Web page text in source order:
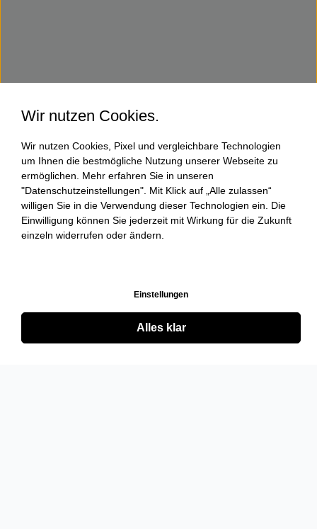
Wir nutzen Cookies.
Wir nutzen Cookies, Pixel und vergleichbare Technologien
um Ihnen die bestmögliche Nutzung unserer Webseite zu
ermöglichen. Mehr erfahren Sie in unseren
"Datenschutzeinstellungen". Mit Klick auf „Alle zulassen“
willigen Sie in die Verwendung dieser Technologien ein. Die
Einwilligung können Sie jederzeit mit Wirkung für die Zukunft
einzeln widerrufen oder ändern.
Einstellungen
Alles klar